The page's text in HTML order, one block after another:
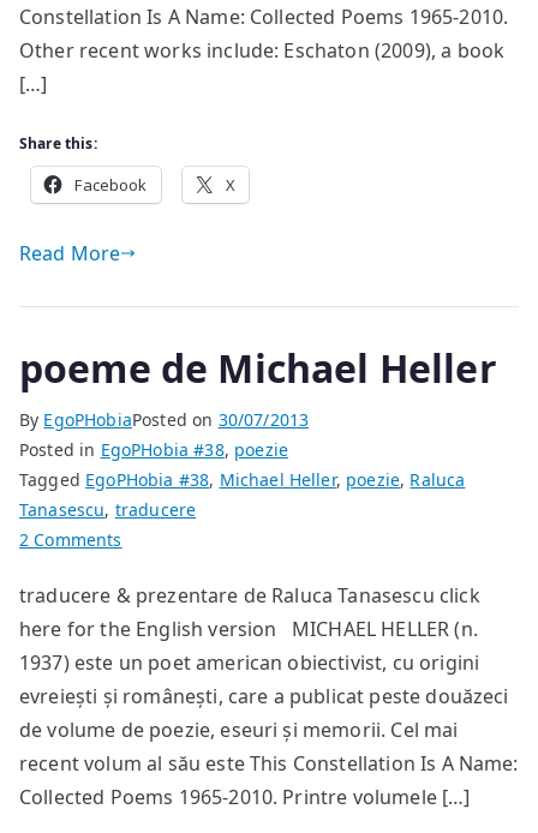
Constellation Is A Name: Collected Poems 1965-2010.
Other recent works include: Eschaton (2009), a book
[…]
Share this:
Facebook X
Read More
poeme de Michael Heller
By EgoPHobiaPosted on 30/07/2013
Posted in EgoPHobia #38, poezie
Tagged EgoPHobia #38, Michael Heller, poezie, Raluca
Tanasescu, traducere
2 Comments
de
Michael
Heller
traducere & prezentare de Raluca Tanasescu click
here for the English version MICHAEL HELLER (n.
1937) este un poet american obiectivist, cu origini
evreiești și românești, care a publicat peste douăzeci
de volume de poezie, eseuri și memorii. Cel mai
recent volum al său este This Constellation Is A Name:
Collected Poems 1965-2010. Printre volumele […]